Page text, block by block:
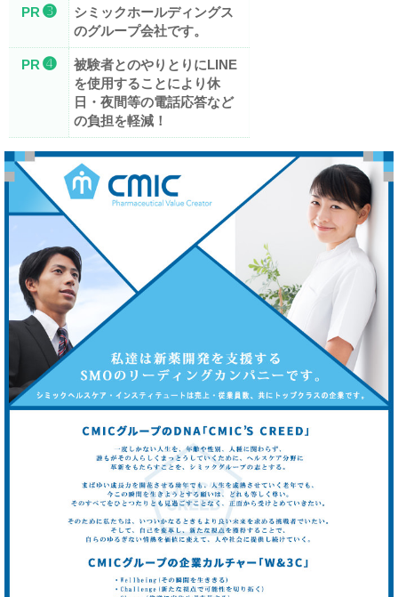
PR➌
シミックホールディングス
のグループ会社です。
PR➍
被験者とのやりとりにLINE
を使用することにより休
日・夜間等の電話応答など
の負担を軽減！